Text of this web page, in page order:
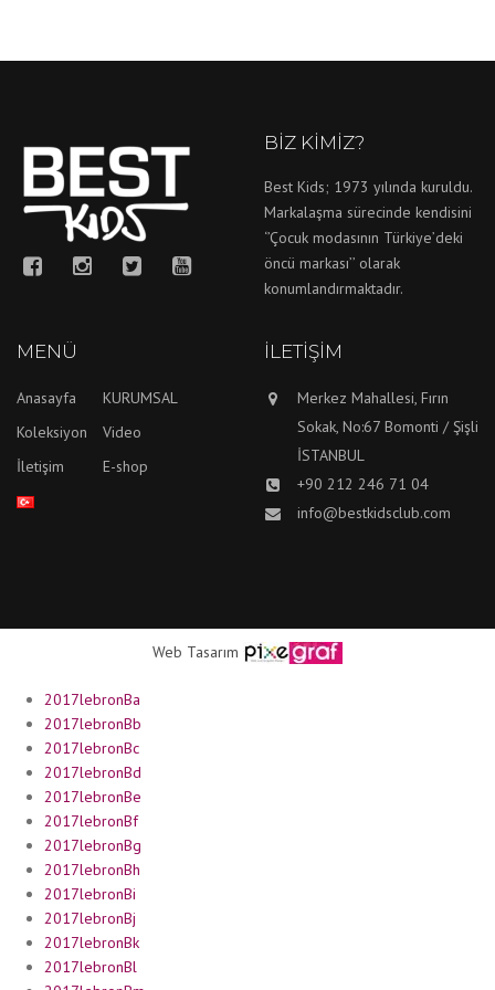
BIZ KIMIZ?
Best Kids; 1973 yılında kuruldu.
Markalaşma sürecinde kendisini
‘’Çocuk modasının Türkiye’deki
öncü markası’’ olarak
konumlandırmaktadır.
MENÜ
Anasayfa
KURUMSAL
Koleksiyon
Video
İletişim
E-shop
İLETIŞIM
Merkez Mahallesi, Fırın
Sokak, No:67 Bomonti / Şişli
İSTANBUL
+90 212 246 71 04
info@bestkidsclub.com
Web Tasarım
2017lebronBa
2017lebronBb
2017lebronBc
2017lebronBd
2017lebronBe
2017lebronBf
2017lebronBg
2017lebronBh
2017lebronBi
2017lebronBj
2017lebronBk
2017lebronBl